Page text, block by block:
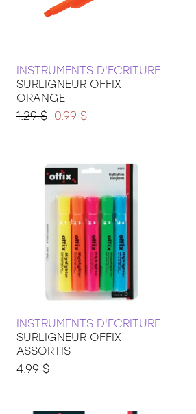
INSTRUMENTS D'ECRITURE
SURLIGNEUR OFFIX
ORANGE
1.29 $ 0.99 $
INSTRUMENTS D'ECRITURE
SURLIGNEUR OFFIX
ASSORTIS
4.99 $